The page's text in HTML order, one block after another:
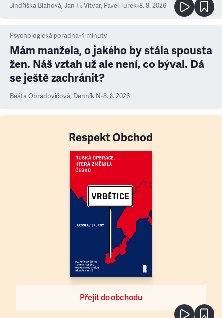
Jindřiška Bláhová, Jan H. Vitvar, Pavel Turek•8. 8. 2026
Psychologická poradna•4 minuty
Mám manžela, o jakého by stála spousta
žen. Náš vztah už ale není, co býval. Dá
se ještě zachránit?
Beáta Obradovičová, Denník N•8. 8. 2026
Respekt Obchod
Přejít do obchodu